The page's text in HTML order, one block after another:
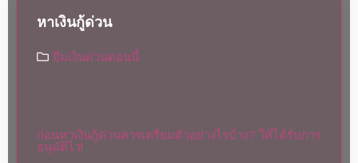
หาเงินกู้ด่วน
ยืมเงินด่วนตอนนี้
ก่อนหาเงินกู้ด่วนควรเตรียมตัวอย่างไรบ้าง? ให้ได้รับการ
อนุมัติไว!